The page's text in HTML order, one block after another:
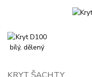
KRYT ŠACHTY